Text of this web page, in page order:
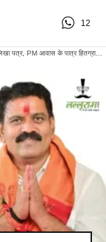
12
डिप्टी CM विजय शर्मा ने केंद्रीय मंत्री शिवराज चौहान को लिखा पत्र, PM आवास के पात्र हितग्राहियों को लाभ दिलाने का किया अनुरोध